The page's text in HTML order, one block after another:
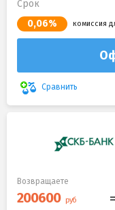
Срок
0,06% комиссия
Сравнить
Возвращаете